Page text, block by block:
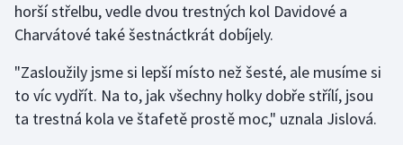
Gymnastika
Jezdectví
horší střelbu, vedle dvou trestných kol Davidové a
Charvátové také šestnáctkrát dobíjely.
"Zasloužily jsme si lepší místo než šesté, ale musíme si
to víc vydřít. Na to, jak všechny holky dobře střílí, jsou
ta trestná kola ve štafetě prostě moc," uznala Jislová.